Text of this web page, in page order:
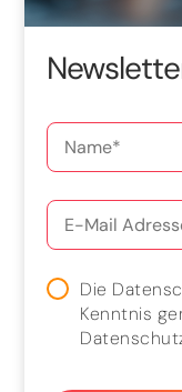
Die
Kenntnis